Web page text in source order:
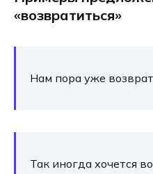
«возвратиться»
Нам пора уже
Так ино­гда хочет­ся